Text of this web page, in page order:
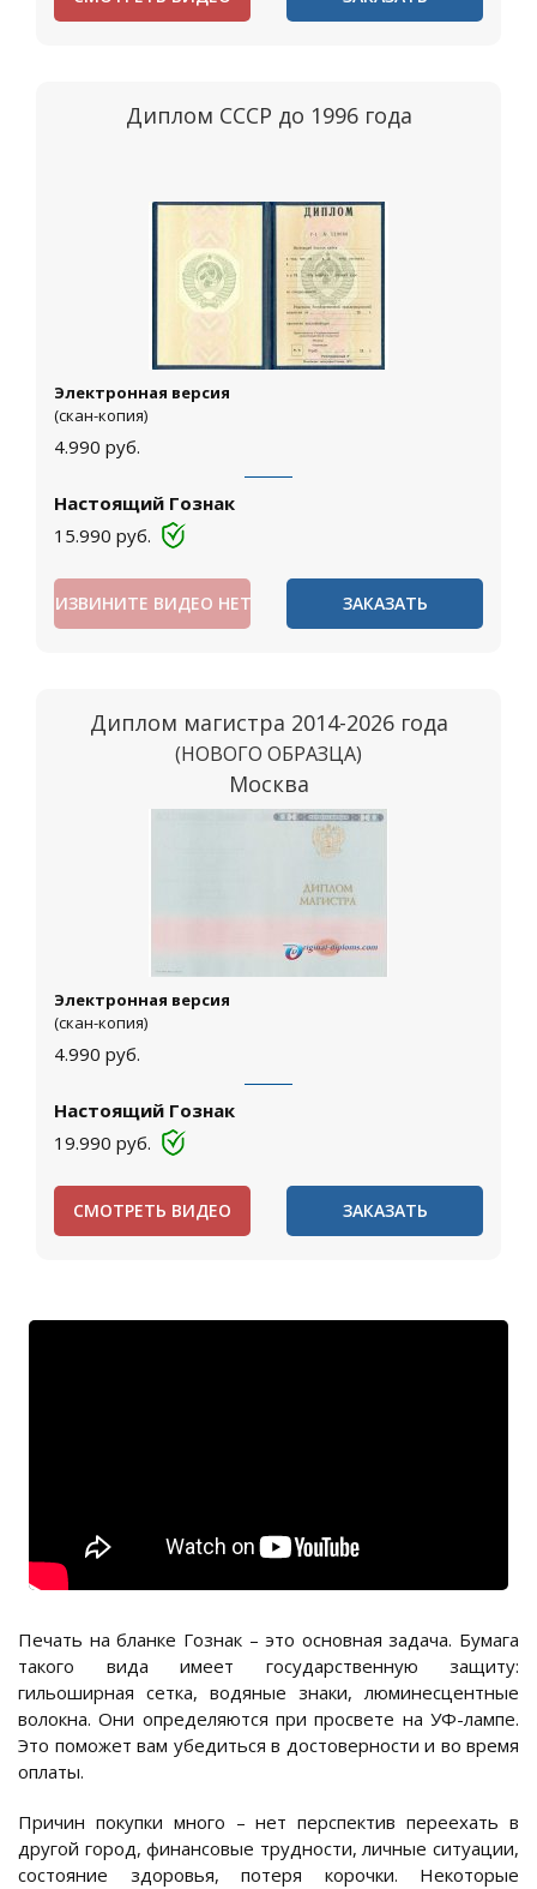
Диплом СССР до 1996 года
Электронная версия
(скан-копия)
4.990 руб.
Настоящий Гознак
15.990 руб.
ИЗВИНИТЕ ВИДЕО НЕТ ЗАКАЗАТЬ
Диплом магистра 2014-2026 года
(НОВОГО ОБРАЗЦА)
Москва
Электронная версия
(скан-копия)
4.990 руб.
Настоящий Гознак
19.990 руб.
СМОТРЕТЬ ВИДЕО ЗАКАЗАТЬ
Печать на бланке Гознак – это основная задача. Бумага
такого вида имеет государственную защиту:
гильоширная сетка, водяные знаки, люминесцентные
волокна. Они определяются при просвете на УФ-лампе.
Это поможет вам убедиться в достоверности и во время
оплаты.
Причин покупки много – нет перспектив переехать в
другой город, финансовые трудности, личные ситуации,
состояние здоровья, потеря корочки. Некоторые